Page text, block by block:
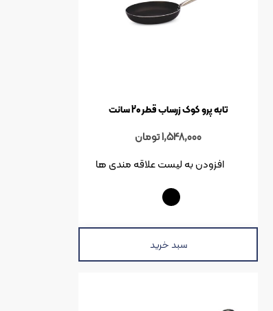
تابه پرو کوک زرساب قطر 20 سانت
1,548,000تومان
سبد خرید
افزودن به لیست علاقه مندی ها